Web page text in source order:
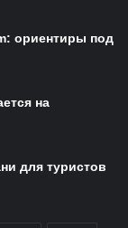
ориентиры под
на
для туристов